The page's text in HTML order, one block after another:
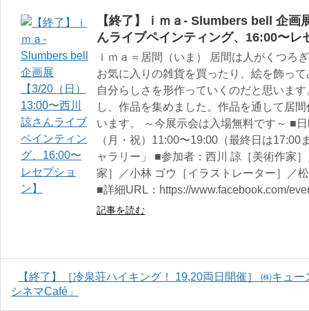
【終了】ｉｍａ- Slumbers bell 企画
んライブペインティング、16:00〜レ
ｉｍａ＝居間（いま） 居間は人がくつろ
お気に入りの雑貨を買ったり、絵を飾っ
自分らしさを形作っていくのだと思いま
し、作品を集めました。作品を通して居
います。 ～今展示会は入場無料です～ ■
（月・祝）11:00〜19:00（最終日は
ャラリー」 ■参加者：西川 諒［美術作家
家］／小林 ゴウ［イラストレーター］／
■詳細URL：https://www.facebook.com/
記事を読む
【終了】［冷泉荘ハイキング！ 19,20両日開催］ ㈱キュ
シネマCafé」